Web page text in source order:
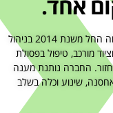
חברת גרין סיסטם, בהובלת דור ומתן שרעבי, מתמחה החל משנת 2014 בניהול
מורכב, טיפול בפסולת
החברה נותנת מענה
שינוע וכלה בשלב